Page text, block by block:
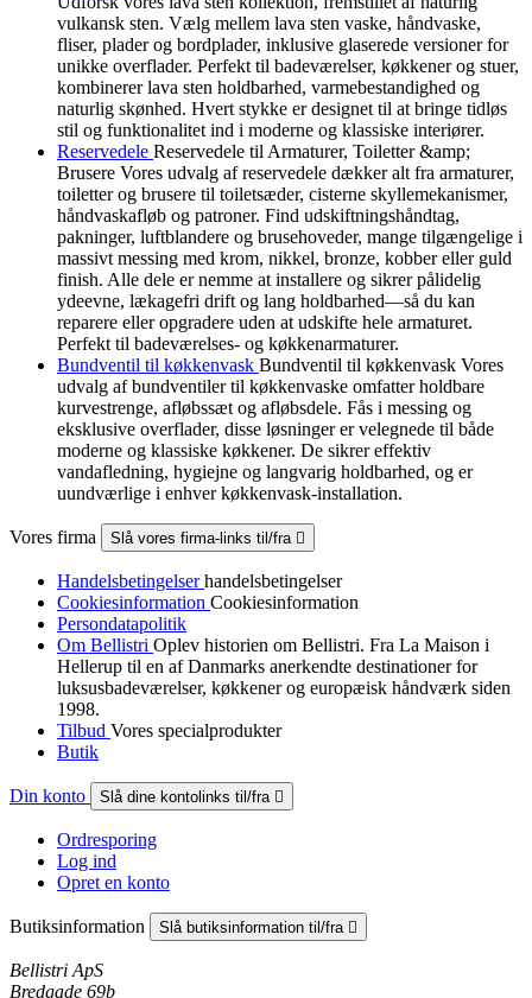
vulkansk sten. Vælg mellem lava sten vaske, håndvaske,
fliser, plader og bordplader, inklusive glaserede versioner for
unikke overflader. Perfekt til badeværelser, køkkener og stuer,
kombinerer lava sten holdbarhed, varmebestandighed og
naturlig skønhed. Hvert stykke er designet til at bringe tidløs
stil og funktionalitet ind i moderne og klassiske interiører.
Reservedele Reservedele til Armaturer, Toiletter &amp;
Brusere Vores udvalg af reservedele dækker alt fra armaturer,
toiletter og brusere til toiletsæder, cisterne skyllemekanismer,
håndvaskafløb og patroner. Find udskiftningshåndtag,
pakninger, luftblandere og brusehoveder, mange tilgængelige i
massivt messing med krom, nikkel, bronze, kobber eller guld
finish. Alle dele er nemme at installere og sikrer pålidelig
ydeevne, lækagefri drift og lang holdbarhed—så du kan
reparere eller opgradere uden at udskifte hele armaturet.
Perfekt til badeværelses- og køkkenarmaturer.
Bundventil til køkkenvask Bundventil til køkkenvask Vores
udvalg af bundventiler til køkkenvaske omfatter holdbare
kurvestrenge, afløbssæt og afløbsdele. Fås i messing og
eksklusive overflader, disse løsninger er velegnede til både
moderne og klassiske køkkener. De sikrer effektiv
vandafledning, hygiejne og langvarig holdbarhed, og er
uundværlige i enhver køkkenvask-installation.
Vores firma Slå vores firma-links til/fra 
Handelsbetingelserhandelsbetingelser
Cookiesinformation Cookiesinformation
Persondatapolitik
Om Bellistri Oplev historien om Bellistri. Fra La Maison i
Hellerup til en af Danmarks anerkendte destinationer for
luksus­badeværelser, køkkener og europæisk håndværk siden
1998.
Tilbud Vores specialprodukter
Butik
Din konto Slå dine kontolinks til/fra 
Ordresporing
Log ind
Opret en konto
Butiksinformation Slå butiksinformation til/fra 
Bellistri ApS
Bredgade 69b